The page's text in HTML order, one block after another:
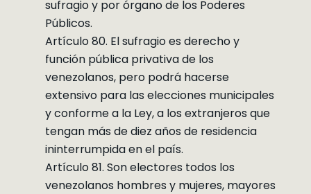
sufragio y por órgano de los Poderes
Públicos.
Artículo 80. El sufragio es derecho y
función pública privativa de los
venezolanos, pero podrá hacerse
extensivo para las elecciones municipales
y conforme a la Ley, a los extranjeros que
tengan más de diez años de residencia
ininterrumpida en el país.
Artículo 81. Son electores todos los
venezolanos hombres y mujeres, mayores